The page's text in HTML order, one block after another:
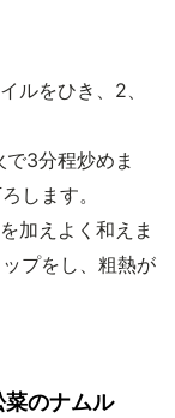
ルをひき、2、
3分程炒めま
します。
加えよく和えま
プをし、粗熱が
のナムル